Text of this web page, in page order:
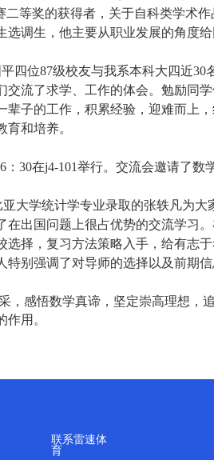
等奖的获得者，关于自科类学术
调生，他主要从职业发展的角度
四位87级校友与我系本科大四近30
流了求学、工作的体会。勉励同
子的工作，积累经验，迎难而上
和培养。
6 ： 30在j4-101举行。交流会邀请了数
大学统计学专业录取的张轶凡为大
出国问题上很占优势的交流学习
择，复习方法策略入手，给有志
别强调了对导师的选择以及前期信
，感悟数学真谛，坚定崇高理想，
用。
联系雷速体
育